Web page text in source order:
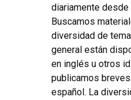
diariamente desde
Buscamos
diversidad de
general están
en inglés u otros
publicamos
español. La